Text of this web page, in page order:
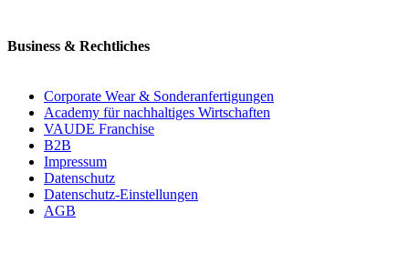
Business & Rechtliches
Corporate Wear & Sonderanfertigungen
Academy für nachhaltiges Wirtschaften
VAUDE Franchise
B2B
Impressum
Datenschutz
Datenschutz-Einstellungen
AGB